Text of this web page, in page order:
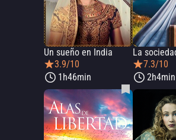
Un sueño en India
3.9/10
1h46min
7.3/10
2h4min